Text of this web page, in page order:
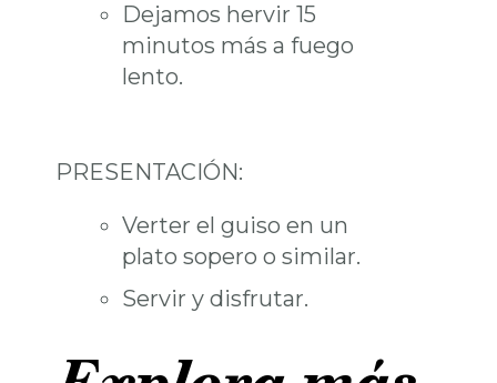
Dejamos hervir 15
minutos más a fuego
lento.
PRESENTACIÓN:
Verter el guiso en un
plato sopero o similar.
Servir y disfrutar.